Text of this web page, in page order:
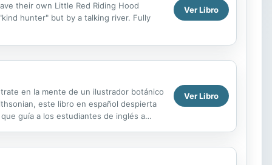
their own Little Red Riding Hood
hunter" but by a talking river. Fully
Ver Libro
en la mente de un ilustrador botánico
este libro en español despierta
guía a los estudiantes de inglés a
Ver Libro